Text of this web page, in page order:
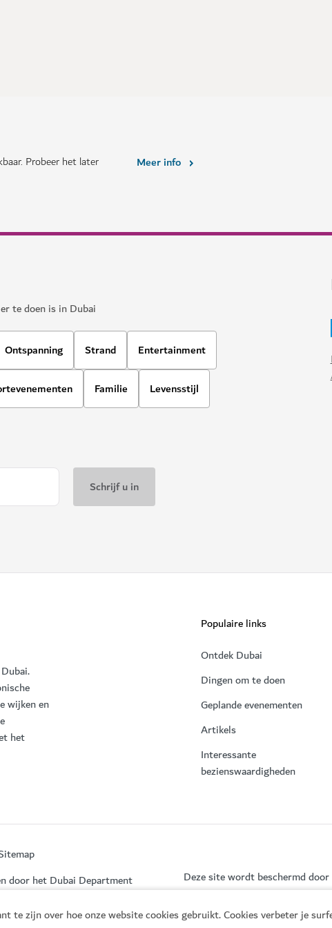
te zijn over hoe onze website cookies gebruikt. Cookies verbeter je
Probeer het later
Meer info
te doen is in Dubai
Ontspanning Strand Entertainment
Familie Levensstijl
wijken en
het
Populaire links
Ontdek Dubai
Dingen om te doen
Geplande evenementen
Artikels
Interessante
bezienswaardigheden
door het Dubai Department
Deze site wordt beschermd